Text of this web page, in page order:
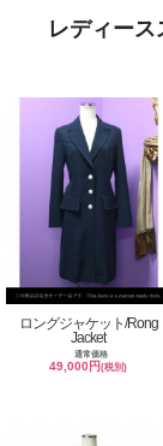
レディース
ロングジャケット/Rong
Jacket
通常価格
49,000円(税別)